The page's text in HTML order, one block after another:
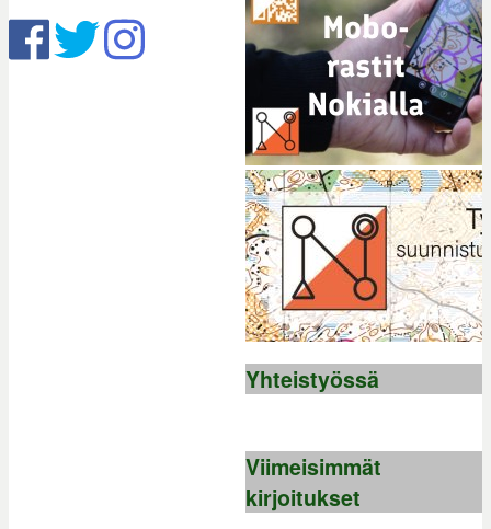
Yhteistyössä
Viimeisimmät
kirjoitukset